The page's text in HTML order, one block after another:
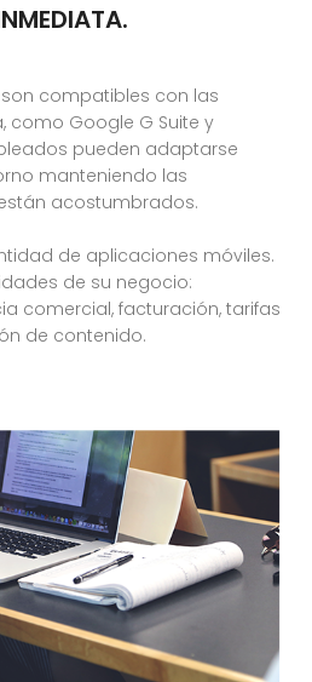
compatibles con las
como Google G Suite y
pueden adaptarse
manteniendo las
acostumbrados.
de aplicaciones móviles.
de su negocio:
comercial, facturación, tarifas
de contenido.